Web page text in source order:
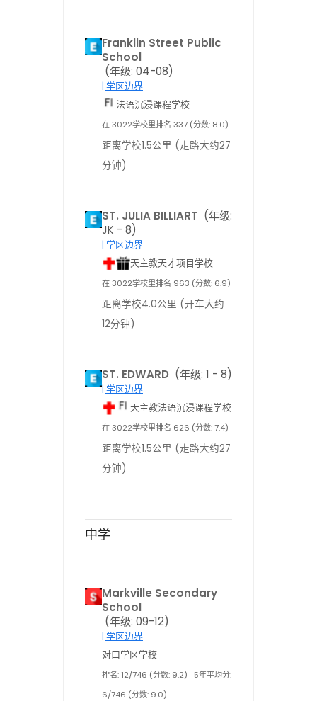
Franklin Street Public
School
(年级: 04-08)
| 学区边界
法语沉浸课程学校
在 3022学校里排名 337 (分数: 8.0)
距离学校1.5公里 (走路大约27
分钟)
ST. JULIA BILLIART (年级:
JK - 8)
| 学区边界
天主教天才项目学校
在 3022学校里排名 963 (分数: 6.9)
距离学校4.0公里 (开车大约
12分钟)
ST. EDWARD (年级: 1 - 8)
| 学区边界
天主教法语沉浸课程学校
在 3022学校里排名 626 (分数: 7.4)
距离学校1.5公里 (走路大约27
分钟)
中学
Markville Secondary
School
(年级: 09-12)
| 学区边界
对口学区学校
排名: 12/746 (分数: 9.2)
5年平均分:
6/746 (分数: 9.0)